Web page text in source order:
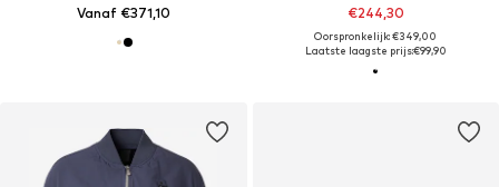
Vanaf €371,10 €244,30
Oorspronkelijk: €349,00
Laatste laagste prijs:€99,90